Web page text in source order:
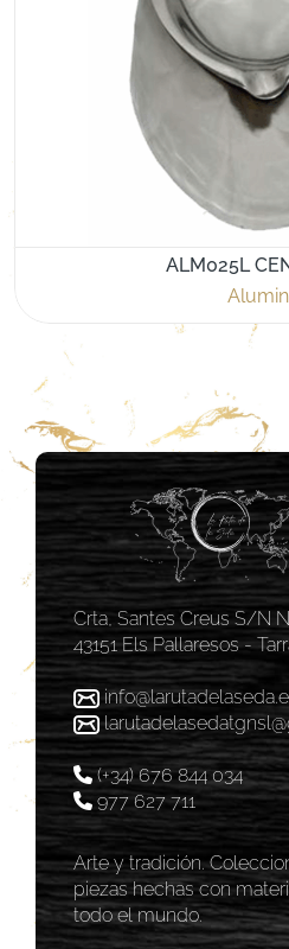
ALM025L
Crta, Santes Creus S/N
43151 Els Pallaresos -
(+34) 676 844 034
977 627 711
Arte y tradición.
piezas hechas con
todo el mundo.